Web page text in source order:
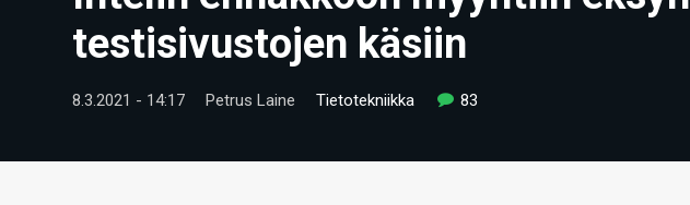
testisivustojen käsiin
8.3.2021 - 14:17 Petrus Laine Tietotekniikka 83